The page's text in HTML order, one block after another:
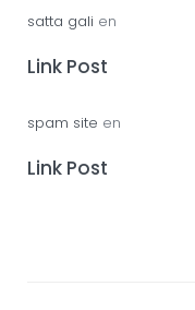
satta gali en
Link Post
spam site en
Link Post